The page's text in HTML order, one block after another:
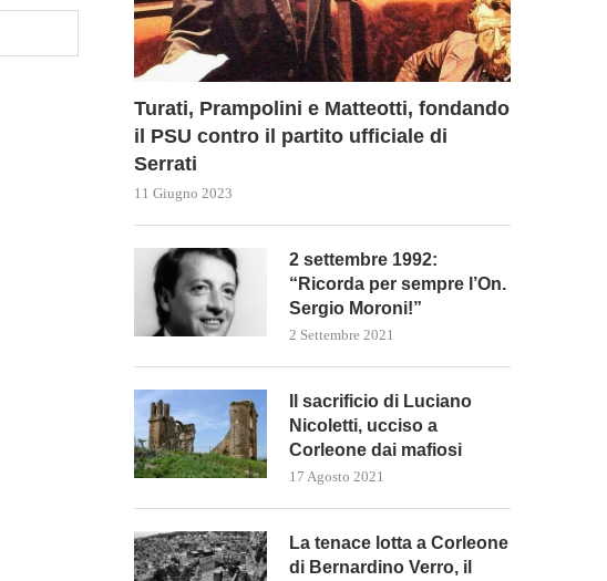
Turati, Prampolini e Matteotti, fondando
il PSU contro il partito ufficiale di
Serrati
11 Giugno 2023
2 settembre 1992:
“Ricorda per sempre l’On.
Sergio Moroni!”
2 Settembre 2021
Il sacrificio di Luciano
Nicoletti, ucciso a
Corleone dai mafiosi
17 Agosto 2021
La tenace lotta a Corleone
di Bernardino Verro, il